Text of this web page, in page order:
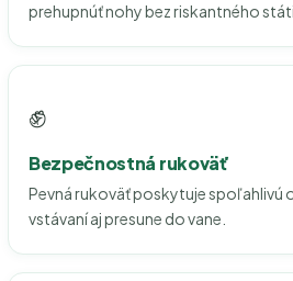
prehupnúť nohy bez riskantného
✊
Bezpečnostná rukoväť
Pevná rukoväť poskytuje spoľahlivú
vstávaní aj presune do vane.